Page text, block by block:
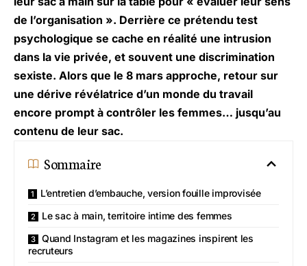
de l’organisation ». Derrière ce prétendu test
psychologique se cache en réalité une intrusion
dans la vie privée, et souvent une discrimination
sexiste. Alors que le 8 mars approche, retour sur
une dérive révélatrice d’un monde du travail
encore prompt à contrôler les femmes… jusqu’au
contenu de leur sac.
Sommaire
L’entretien d’embauche, version fouille improvisée
Le sac à main, territoire intime des femmes
Quand Instagram et les magazines inspirent les
recruteurs